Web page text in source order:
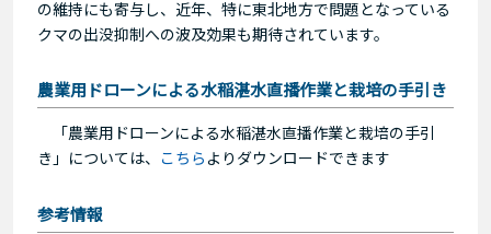
の維持にも寄与し、近年、特に東北地方で問題となっている
クマの出没抑制への波及効果も期待されています。
農業用ドローンによる水稲湛水直播作業と栽培の手引き
「農業用ドローンによる水稲湛水直播作業と栽培の手引
き」については、 こちら よりダウンロードできます
参考情報